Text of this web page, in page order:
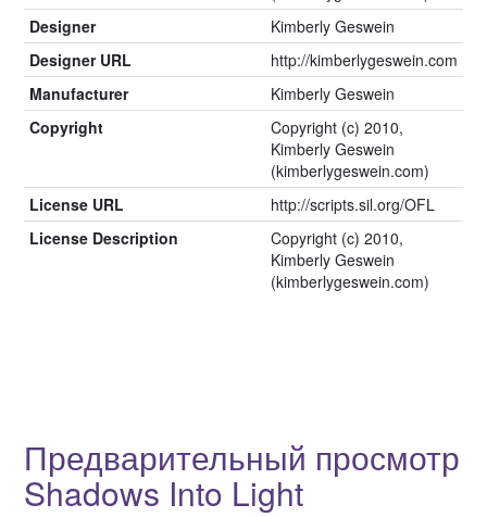
Designer
Kimberly Geswein
Designer URL
http://kimberlygeswein.com
Manufacturer
Kimberly Geswein
Copyright
Copyright (c) 2010,
Kimberly Geswein
(kimberlygeswein.com)
License URL
http://scripts.sil.org/OFL
License Description
Copyright (c) 2010,
Kimberly Geswein
(kimberlygeswein.com)
Предварительный просмотр
Shadows Into Light